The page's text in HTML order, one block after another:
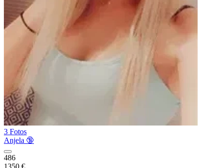
3 Fotos
Anjela 🔞
486
1350 €